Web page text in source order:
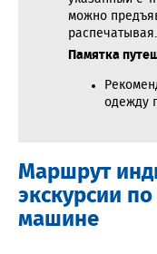
можно
распечатывая.
Памятка
одежду
Маршрут
экскурсии
машине